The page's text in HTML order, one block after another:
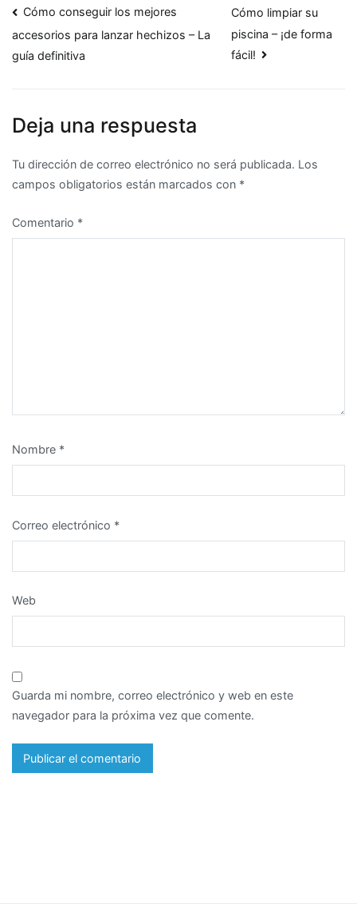
Navegación
de
Cómo conseguir los mejores
accesorios para lanzar hechizos – La
guía definitiva
Cómo limpiar su
piscina – ¡de forma
fácil!
Deja una respuesta
Tu dirección de correo electrónico no será publicada. Los
campos obligatorios están marcados con *
Comentario *
Nombre *
Correo electrónico *
Web
Guarda mi nombre, correo electrónico y web en este
navegador para la próxima vez que comente.